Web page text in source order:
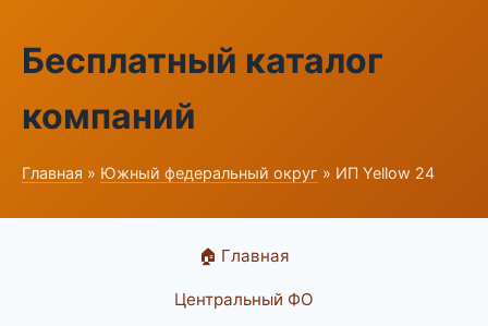
Бесплатный каталог
компаний
Главная » Южный федеральный округ » ИП Yellow 24
🏠 Главная
Центральный ФО